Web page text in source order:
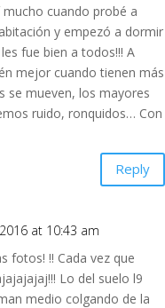
cuando probé a
y empezó a dormir
fue bien a todos!!! A
mejor cuando tienen más
se mueven, los mayores
ruido, ronquidos… Con
Reply
at 10:43 am
fotos! !! Cada vez que
Lo del suelo l9
medio colgando de la